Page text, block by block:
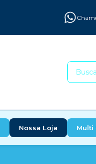
Nossa Loja Multi